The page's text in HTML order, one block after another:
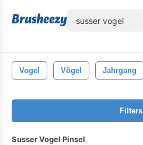
Vogel Vögel Jahrgang
Filters
Susser Vogel Pinsel